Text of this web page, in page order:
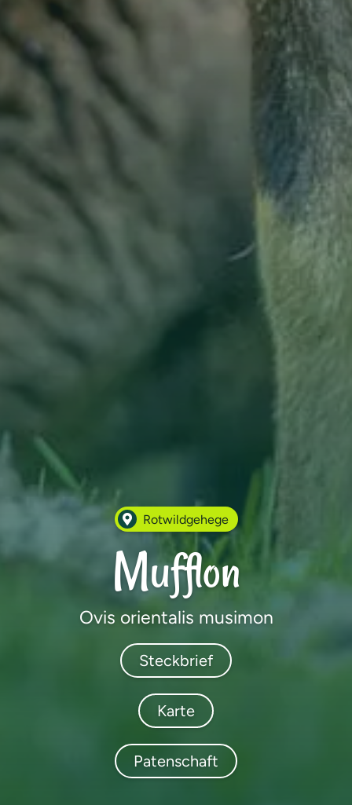
Rotwildgehege
Mufflon
Ovis orientalis musimon
Steckbrief
Karte
Patenschaft